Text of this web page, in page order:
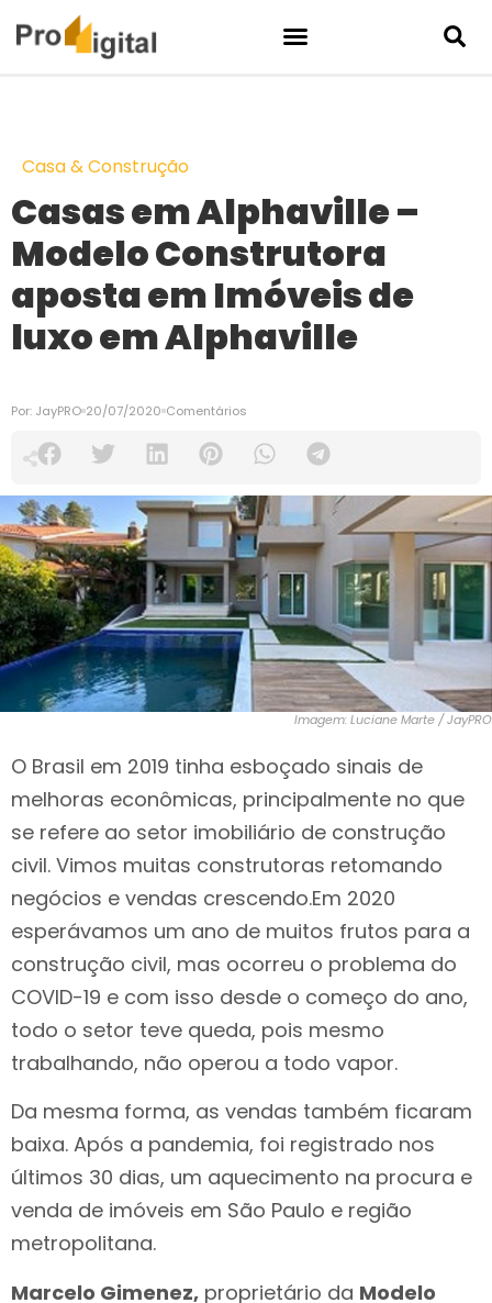
Casa & Construção
Casas em Alphaville –
Modelo Construtora
aposta em Imóveis de
luxo em Alphaville
Por: JayPRO 20/07/2020 Comentários
Imagem: Luciane Marte / JayPRO
O Brasil em 2019 tinha esboçado sinais de
melhoras econômicas, principalmente no que
se refere ao setor imobiliário de construção
civil. Vimos muitas construtoras retomando
negócios e vendas crescendo.Em 2020
esperávamos um ano de muitos frutos para a
construção civil, mas ocorreu o problema do
COVID-19 e com isso desde o começo do ano,
todo o setor teve queda, pois mesmo
trabalhando, não operou a todo vapor.
Da mesma forma, as vendas também ficaram
baixa. Após a pandemia, foi registrado nos
últimos 30 dias, um aquecimento na procura e
venda de imóveis em São Paulo e região
metropolitana.
Marcelo Gimenez, proprietário da Modelo